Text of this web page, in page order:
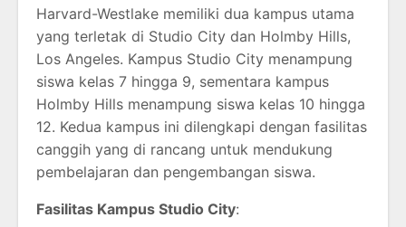
Harvard-Westlake memiliki dua kampus utama
yang terletak di Studio City dan Holmby Hills,
Los Angeles. Kampus Studio City menampung
siswa kelas 7 hingga 9, sementara kampus
Holmby Hills menampung siswa kelas 10 hingga
12. Kedua kampus ini dilengkapi dengan fasilitas
canggih yang di rancang untuk mendukung
pembelajaran dan pengembangan siswa.
Fasilitas Kampus Studio City: